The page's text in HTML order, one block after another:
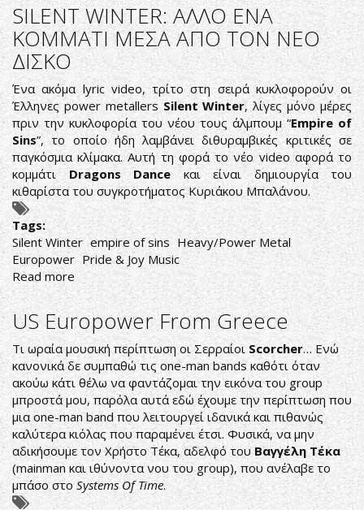
SILENT WINTER: ΑΛΛΟ ΕΝΑ
ΚΟΜΜΑΤΙ ΜΕΣΑ ΑΠΟ ΤΟΝ ΝΕΟ
ΔΙΣΚΟ
Ένα ακόμα lyric video, τρίτο στη σειρά κυκλοφορούν οι
Έλληνες power metallersSilent Winter, λίγες μόνο μέρες
πριν την κυκλοφορία του νέου τους άλμπουμ “Empire of
Sins”, το οποίο ήδη λαμβάνει διθυραμβικές κριτικές σε
παγκόσμια κλίμακα. Αυτή τη φορά το νέο video αφορά το
κομμάτιDragons Danceκαι είναι δημιουργία του
κιθαρίστα του συγκροτήματος Κυριάκου Μπαλάνου.
Tags:
Silent Winter empire of sins Heavy/Power Metal
Europower Pride & Joy Music
Read more about
SILENT
WINTER:
ΑΛΛΟ
ΕΝΑ
ΚΟΜΜΑΤΙ
ΜΕΣΑ
ΑΠΟ
ΤΟΝ
ΝΕΟ
ΔΙΣΚΟ
US Europower From Greece
Τι ωραία μουσική περίπτωση οι Σερραίοι Scorcher… Ενώ
κανονικά δε συμπαθώ τις one-man bands καθότι όταν
ακούω κάτι θέλω να φαντάζομαι την εικόνα του group
μπροστά μου, παρόλα αυτά εδώ έχουμε την περίπτωση που
μια one-man band που λειτουργεί ιδανικά και πιθανώς
καλύτερα κιόλας που παραμένει έτσι. Φυσικά, να μην
αδικήσουμε τον Χρήστο Τέκα, αδελφό τουΒαγγέλη Τέκα
(mainman και ιθύνοντα νου του group), που ανέλαβε το
μπάσο στοSystems Of Time.